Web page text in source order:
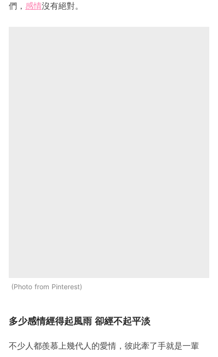
們， 感情沒有絕對。
Photo from Pinterest
多少感情經得起風雨 卻經不起平淡
不少人都羨慕上幾代人的愛情，彼此牽了手就是一輩